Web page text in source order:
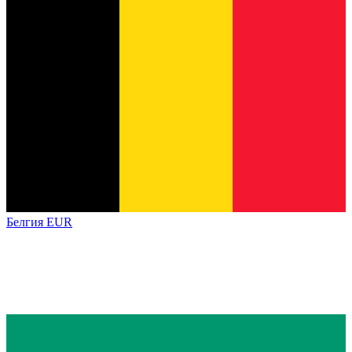
Белгия EUR